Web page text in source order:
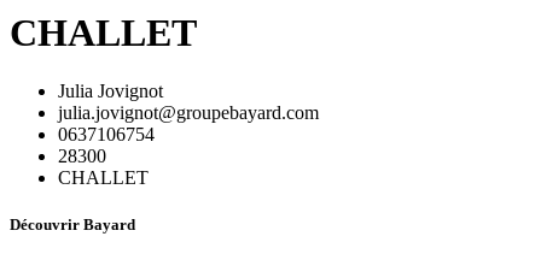
CHALLET
Julia Jovignot
julia.jovignot@groupebayard.com
0637106754
28300
CHALLET
Découvrir Bayard